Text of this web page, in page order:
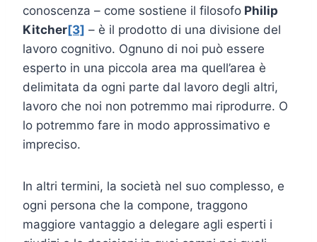
conoscenza – come sostiene il filosofo Philip
Kitcher[3] – è il prodotto di una divisione del
lavoro cognitivo. Ognuno di noi può essere
esperto in una piccola area ma quell’area è
delimitata da ogni parte dal lavoro degli altri,
lavoro che noi non potremmo mai riprodurre. O
lo potremmo fare in modo approssimativo e
impreciso.
In altri termini, la società nel suo complesso, e
ogni persona che la compone, traggono
maggiore vantaggio a delegare agli esperti i